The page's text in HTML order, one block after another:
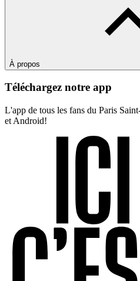
À propos
Téléchargez notre app
L'app de tous les fans du Paris
et Android!